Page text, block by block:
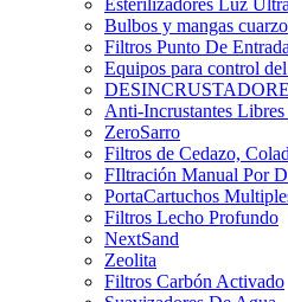
Esterilizadores Luz
Bulbos y mangas
Filtros Punto De
Equipos para control
Anti-Incrustantes Libres
ZeroSarro
Filtros de Cedazo,
FIltración Manual Por
PortaCartuchos
Filtros Lecho Profundo
NextSand
Zeolita
Filtros Carbón Activado